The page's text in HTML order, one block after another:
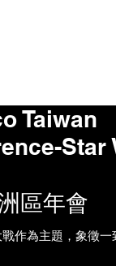
Taiwan
Star
區年會
作為主題，象徵一